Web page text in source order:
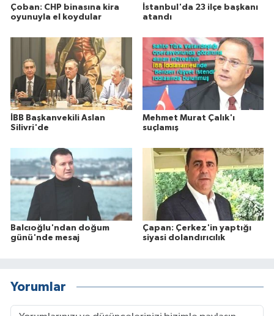
Çoban: CHP binasına kira
oyunuyla el koydular
İstanbul'da 23 ilçe başkanı
atandı
İBB Başkanvekili Aslan
Silivri'de
Mehmet Murat Çalık'ı
suçlamış
Balcıoğlu'ndan doğum
günü'nde mesaj
Çapan: Çerkez'in yaptığı
siyasi dolandırıcılık
Yorumlar